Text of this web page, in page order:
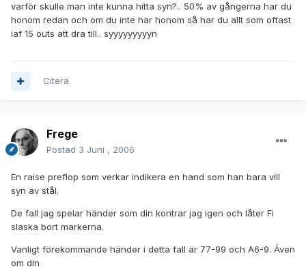
varför skulle man inte kunna hitta syn?.. 50% av gångerna har du
honom redan och om du inte har honom så har du allt som oftast
iaf 15 outs att dra till.. syyyyyyyyyn
Citera
Frege
Postad 3 Juni , 2006
En raise preflop som verkar indikera en hand som han bara vill
syn av stål.
De fall jag spelar händer som din kontrar jag igen och låter Fi
slaska bort markerna.
Vanligt förekommande händer i detta fall är 77-99 och A6-9. Även
om din